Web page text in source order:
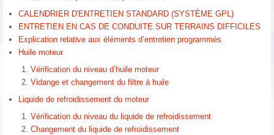
CALENDRIER D'ENTRETIEN STANDARD (SYSTÈME GPL)
ENTRETIEN EN CAS DE CONDUITE SUR TERRAINS DIFFICILES
Explication relative aux éléments d’entretien programmés
Huile moteur
Vérification du niveau d’huile moteur
Vidange et changement du filtre à huile
Liquide de refroidissement du moteur
Vérification du niveau du liquide de refroidissement
Changement du liquide de refroidissement